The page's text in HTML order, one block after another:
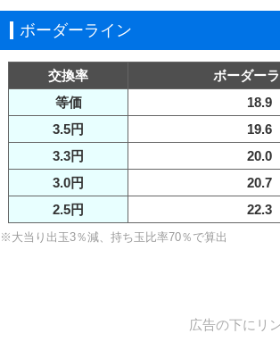
ボーダーライン
交換率
ボーダー
等価
18.9
3.5円
19.6
3.3円
20.0
3.0円
20.7
2.5円
22.3
※大当り出玉3％減、持ち玉比率70％で算出
広告の下にリ